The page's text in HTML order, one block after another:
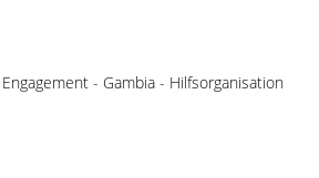
- Gambia - Hilfsorganisation